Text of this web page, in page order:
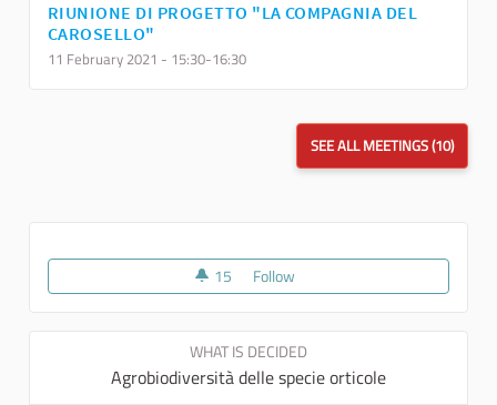
RIUNIONE DI PROGETTO "LA COMPAGNIA DEL
CAROSELLO"
11 February 2021 - 15:30-16:30
SEE ALL MEETINGS (10)
15 15 followers
Follow
WHAT IS DECIDED
Agrobiodiversità delle specie orticole